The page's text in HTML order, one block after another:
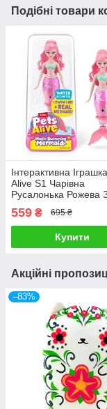
Подібні товари
Інтерактивна
Alive S1 Чарівна
Русалонька Рожева
559 ₴ 695 ₴
Купити
Акційні
–83%